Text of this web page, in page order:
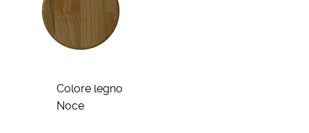
Colore legno
Noce